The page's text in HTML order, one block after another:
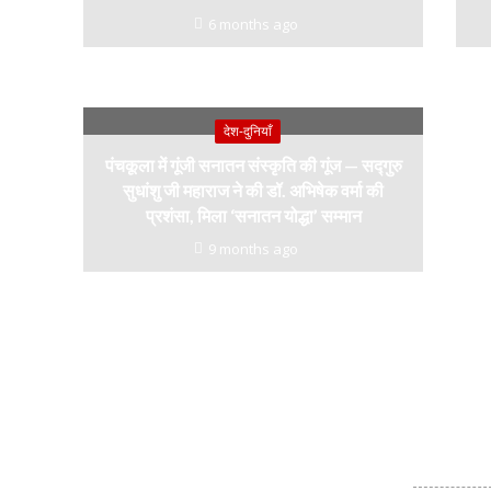
6 months ago
देश-दुनियाँ
पंचकूला में गूंजी सनातन संस्कृति की गूंज — सद्गुरु
सुधांशु जी महाराज ने की डॉ. अभिषेक वर्मा की
प्रशंसा, मिला ‘सनातन योद्धा’ सम्मान
9 months ago